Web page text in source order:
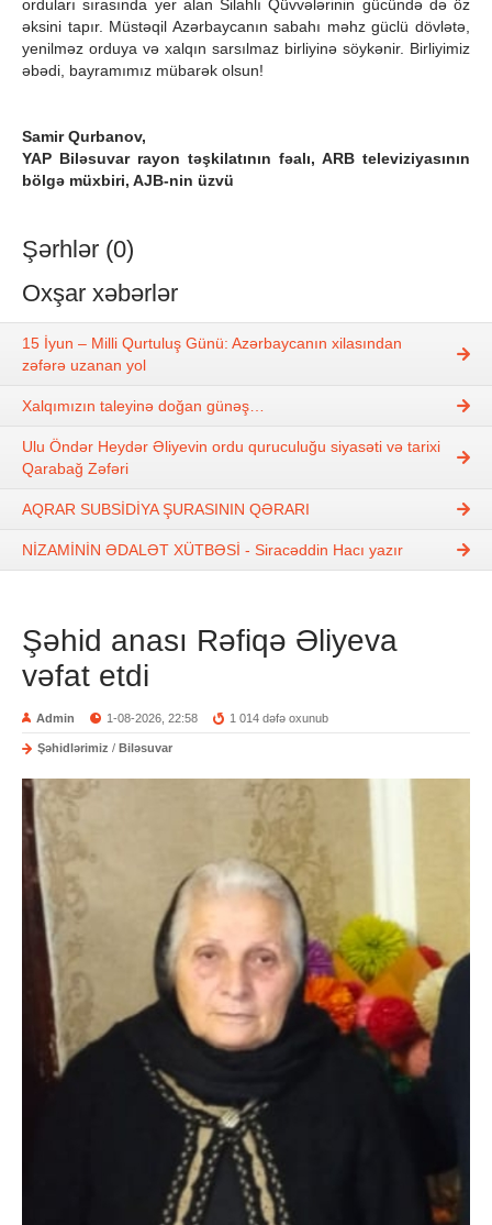
orduları sırasında yer alan Silahlı Qüvvələrinin gücündə də öz
əksini tapır. Müstəqil Azərbaycanın sabahı məhz güclü dövlətə,
yenilməz orduya və xalqın sarsılmaz birliyinə söykənir. Birliyimiz
əbədi, bayramımız mübarək olsun!
Samir Qurbanov,
YAP Biləsuvar rayon təşkilatının fəalı, ARB televiziyasının
bölgə müxbiri, AJB-nin üzvü
Şərhlər (0)
Oxşar xəbərlər
15 İyun – Milli Qurtuluş Günü: Azərbaycanın xilasından
zəfərə uzanan yol
Xalqımızın taleyinə doğan günəş…
Ulu Öndər Heydər Əliyevin ordu quruculuğu siyasəti və tarixi
Qarabağ Zəfəri
AQRAR SUBSİDİYA ŞURASININ QƏRARI
NİZAMİNİN ƏDALƏT XÜTBƏSİ - Siracəddin Hacı yazır
Şəhid anası Rəfiqə Əliyeva
vəfat etdi
Admin 1-08-2026, 22:58 1 014 dəfə oxunub
Şəhidlərimiz / Biləsuvar